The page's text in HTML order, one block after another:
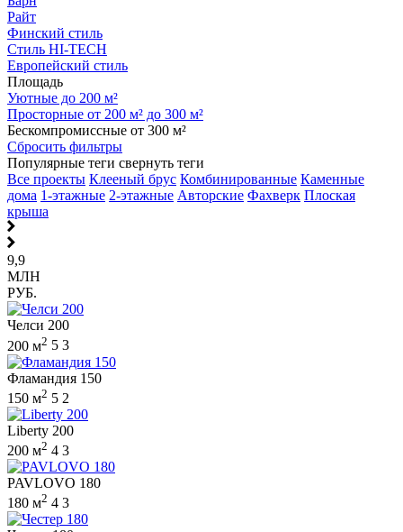
Райт
Финский стиль
Стиль HI-TECH
Европейский стиль
Площадь
Уютные до 200 м²
Просторные от 200 м² до 300 м²
Бескомпромиссные от 300 м²
Сбросить фильтры
Популярные теги свернуть теги
Все проекты Клееный брус Комбинированные Каменные
дома 1-этажные 2-этажные Авторские Фахверк Плоская
крыша
9,9
МЛН
РУБ.
Челси 200
200 м2 5 3
Фламандия 150
150 м2 5 2
Liberty 200
200 м2 4 3
PAVLOVO 180
180 м2 4 3